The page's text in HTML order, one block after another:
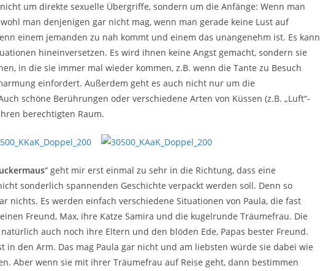
um direkte sexuelle Übergriffe, sondern um die Anfänge: Wenn man
man denjenigen gar nicht mag, wenn man gerade keine Lust auf
einem jemanden zu nah kommt und einem das unangenehm ist. Es kann
hineinversetzen. Es wird ihnen keine Angst gemacht, sondern sie
in die sie immer mal wieder kommen, z.B. wenn die Tante zu Besuch
einfordert. Außerdem geht es auch nicht nur um die
schöne Berührungen oder verschiedene Arten von Küssen (z.B. „Luft“-
berechtigten Raum.
“ geht mir erst einmal zu sehr in die Richtung, dass eine
sonderlich spannenden Geschichte verpackt werden soll. Denn so
nichts. Es werden einfach verschiedene Situationen von Paula, die fast
Freund, Max, ihre Katze Samira und die kugelrunde Träumefrau. Die
auch noch ihre Eltern und den blöden Ede, Papas bester Freund.
in den Arm. Das mag Paula gar nicht und am liebsten würde sie dabei wie
Aber wenn sie mit ihrer Träumefrau auf Reise geht, dann bestimmen